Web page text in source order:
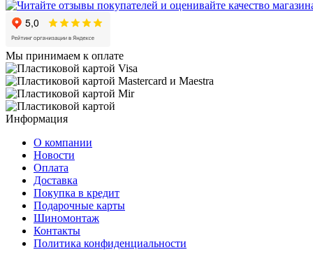
Мы принимаем к оплате
Информация
О компании
Новости
Оплата
Доставка
Покупка в кредит
Подарочные карты
Шиномонтаж
Контакты
Политика конфиденциальности